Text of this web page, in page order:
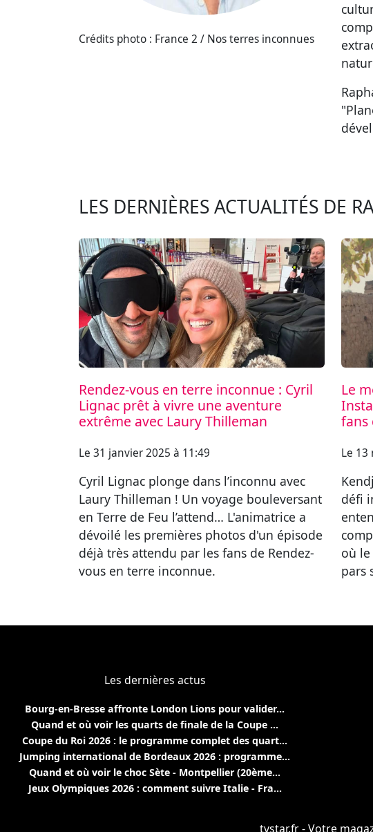
Crédits photo : France 2 / Nos terres inconnues
LES DERNIÈRES ACTUALITÉS DE
Rendez-vous en terre inconnue : Cyril
Lignac prêt à vivre une aventure
extrême avec Laury Thilleman
Le 31 janvier 2025 à 11:49
Cyril Lignac plonge dans l’inconnu avec
Laury Thilleman ! Un voyage bouleversant
en Terre de Feu l’attend… L'animatrice a
dévoilé les premières photos d'un épisode
déjà très attendu par les fans de Rendez-
vous en terre inconnue.
Le
fans
Le 13
défi
où le
pars
Les dernières actus
Bourg-en-Bresse affronte London Lions pour valider...
Quand et où voir les quarts de finale de la Coupe ...
Coupe du Roi 2026 : le programme complet des quart...
Jumping international de Bordeaux 2026 : programme...
Quand et où voir le choc Sète - Montpellier (20ème...
Jeux Olympiques 2026 : comment suivre Italie - Fra...
tvstar.fr - Votre